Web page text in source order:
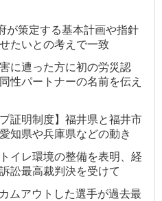
が策定する基本計画や指針
たいとの考えで一致
に遭った方に初の労災認
性パートナーの名前を伝え
証明制度】福井県と福井市
知県や兵庫県などの動き
イレ環境の整備を表明、経
訟最高裁判決を受けて
ムアウトした選手が過去最